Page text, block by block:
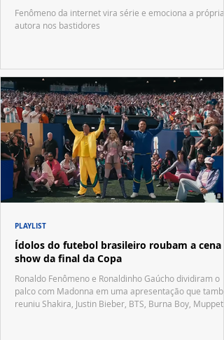
Fenômeno da internet vira série e emociona a própria
autora nos bastidores
Ídolos do futebol brasileiro roubam a cena
show da final da Copa
Ronaldo Fenômeno e Ronaldinho Gaúcho dividiram o
palco com Madonna em uma apresentação que
reuniu Shakira, Justin Bieber, BTS, Burna Boy, Muppets,
PLAYLIST